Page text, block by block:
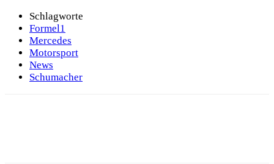
Schlagworte
Formel1
Mercedes
Motorsport
News
Schumacher